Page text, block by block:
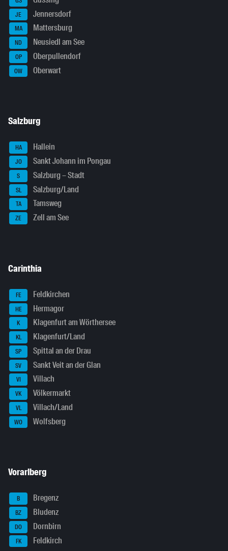
JE Jennersdorf
MA Mattersburg
ND Neusiedl am See
OP Oberpullendorf
OW Oberwart
Salzburg
HA Hallein
JO Sankt Johann im Pongau
S Salzburg – Stadt
SL Salzburg/Land
TA Tamsweg
ZE Zell am See
Carinthia
FE Feldkirchen
HE Hermagor
K Klagenfurt am Wörthersee
KL Klagenfurt/Land
SP Spittal an der Drau
SV Sankt Veit an der Glan
VI Villach
VK Völkermarkt
VL Villach/Land
WO Wolfsberg
Vorarlberg
B Bregenz
BZ Bludenz
DO Dornbirn
FK Feldkirch